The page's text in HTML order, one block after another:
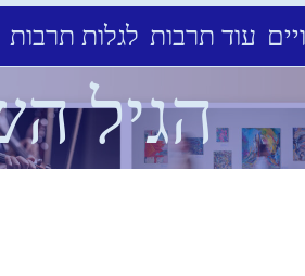
עוד תרבות לגלות תרבות
הגיל